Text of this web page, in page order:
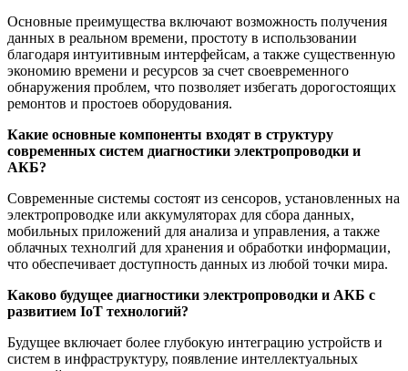
Основные преимущества включают возможность получения
данных в реальном времени, простоту в использовании
благодаря интуитивным интерфейсам, а также существенную
экономию времени и ресурсов за счет своевременного
обнаружения проблем, что позволяет избегать дорогостоящих
ремонтов и простоев оборудования.
Какие основные компоненты входят в структуру
современных систем диагностики электропроводки и
АКБ?
Современные системы состоят из сенсоров, установленных на
электропроводке или аккумуляторах для сбора данных,
мобильных приложений для анализа и управления, а также
облачных технолгий для хранения и обработки информации,
что обеспечивает доступность данных из любой точки мира.
Каково будущее диагностики электропроводки и АКБ с
развитием IoT технологий?
Будущее включает более глубокую интеграцию устройств и
систем в инфраструктуру, появление интеллектуальных